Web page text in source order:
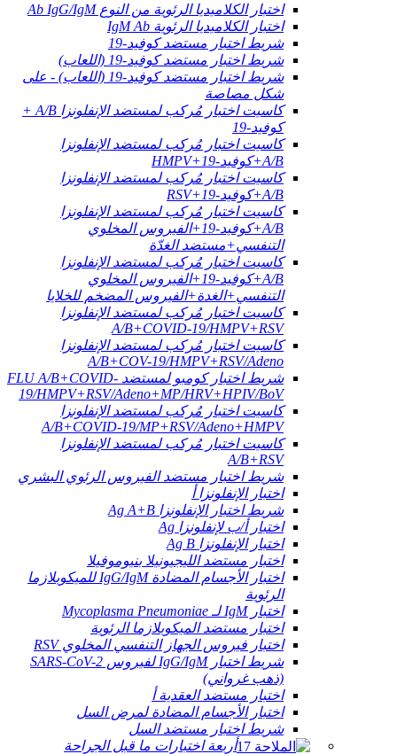
اختبار الكلاميديا ​​الرئوية من النوع Ab IgG/IgM
اختبار الكلاميديا ​​الرئوية IgM Ab
شريط اختبار مستضد كوفيد-19
شريط اختبار مستضد كوفيد-19 (اللعاب)
شريط اختبار مستضد كوفيد-19 (اللعاب) - على
شكل مصاصة
كاسيت اختبار مُركب لمستضد الإنفلونزا A/B +
كوفيد-19
كاسيت اختبار مُركب لمستضد الإنفلونزا
A/B+كوفيد-19+HMPV
كاسيت اختبار مُركب لمستضد الإنفلونزا
A/B+كوفيد-19+RSV
كاسيت اختبار مُركب لمستضد الإنفلونزا
A/B+كوفيد-19+الفيروس المخلوي
التنفسي+مستضد الغدّة
كاسيت اختبار مُركب لمستضد الإنفلونزا
A/B+كوفيد-19+الفيروس المخلوي
التنفسي+الغدة+الفيروس المضخم للخلايا
كاسيت اختبار مُركب لمستضد الإنفلونزا
A/B+COVID-19/HMPV+RSV
كاسيت اختبار مُركب لمستضد الإنفلونزا
A/B+COV-19/HMPV+RSV/Adeno
شريط اختبار كومبو لمستضد FLU A/B+COVID-
19/HMPV+RSV/Adeno+MP/HRV+HPIV/BoV
كاسيت اختبار مُركب لمستضد الإنفلونزا
A/B+COVID-19/MP+RSV/Adeno+HMPV
كاسيت اختبار مُركب لمستضد الإنفلونزا
A/B+RSV
شريط اختبار مستضد الفيروس الرئوي البشري
اختبار الإنفلونزا أ
شريط اختبار الإنفلونزا Ag A+B
اختبار أ/ب لإنفلونزا Ag
اختبار الإنفلونزا Ag B
اختبار مستضد الليجيونيلا بنيوموفيلا
اختبار الأجسام المضادة IgG/IgM للميكوبلازما
الرئوية
اختبار IgM لـ Mycoplasma Pneumoniae
اختبار مستضد الميكوبلازما الرئوية
اختبار فيروس الجهاز التنفسي المخلوي RSV
شريط اختبار IgG/IgM لفيروس SARS-CoV-2
(ذهب غرواني)
اختبار مستضد العقدية أ
اختبار الأجسام المضادة لمرض السل
شريط اختبار مستضد السل
أربعة اختبارات ما قبل الجراحة